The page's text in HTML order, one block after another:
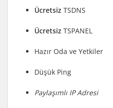
Ücretsiz TSDNS
Ücretsiz TSPANEL
Hazır Oda ve Yetkiler
Düşük Ping
Paylaşımlı IP Adresi